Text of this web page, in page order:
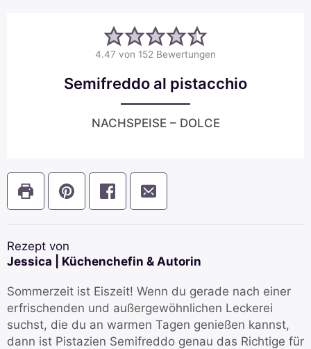
4.47 von 152 Bewertungen
Semifreddo al pistacchio
NACHSPEISE – DOLCE
Rezept von
Jessica | Küchenchefin & Autorin
Sommerzeit ist Eiszeit! Wenn du gerade nach einer
erfrischenden und außergewöhnlichen Leckerei
suchst, die du an warmen Tagen genießen kannst,
dann ist Pistazien Semifreddo genau das Richtige für